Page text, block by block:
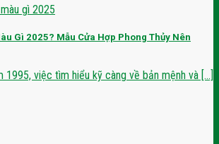
Gì 2025? Mẫu Cửa Hợp Phong Thủy Nên
1995, việc tìm hiểu kỹ càng về bản mệnh và [...]